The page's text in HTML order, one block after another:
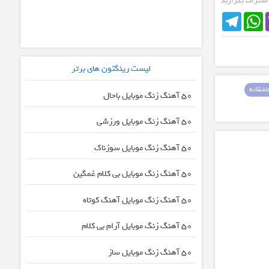
TelegramWhatsApp
لیست رینگتون های برتر
50 آهنگ زنگ موبایل باحال
50 آهنگ زنگ موبایل ورزشی
50 آهنگ زنگ موبایل سوزناک
50 آهنگ زنگ موبایل بی کلام غمگین
50 آهنگ زنگ موبایل آهنگ کوتاه
50 آهنگ زنگ موبایل آرام بی کلام
50 آهنگ زنگ موبایل ساز